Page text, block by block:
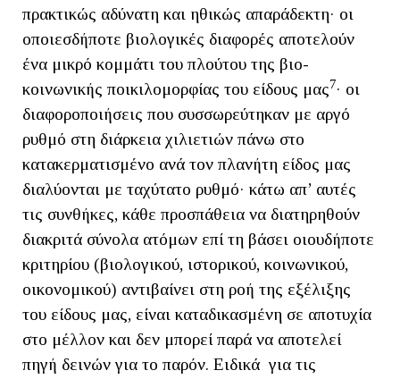
πρακτικώς αδύνατη και ηθικώς απαράδεκτη· οι
οποιεσδήποτε βιολογικές διαφορές αποτελούν
ένα μικρό κομμάτι του πλούτου της βιο-
κοινωνικής ποικιλομορφίας του είδους μας7· οι
διαφοροποιήσεις που συσσωρεύτηκαν με αργό
ρυθμό στη διάρκεια χιλιετιών πάνω στο
κατακερματισμένο ανά τον πλανήτη είδος μας
διαλύονται με ταχύτατο ρυθμό· κάτω απ’ αυτές
τις συνθήκες, κάθε προσπάθεια να διατηρηθούν
διακριτά σύνολα ατόμων επί τη βάσει οιουδήποτε
κριτηρίου (βιολογικού, ιστορικού, κοινωνικού,
οικονομικού) αντιβαίνει στη ροή της εξέλιξης
του είδους μας, είναι καταδικασμένη σε αποτυχία
στο μέλλον και δεν μπορεί παρά να αποτελεί
πηγή δεινών για το παρόν. Ειδικά για τις